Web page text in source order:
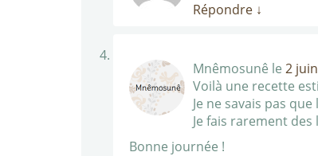
Répondre ↓
Mnêmosunê le 2
Voilà une recette
Je ne savais pas
Je fais rarement des
Bonne journée !